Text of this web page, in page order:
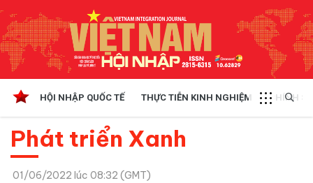
HỘI NHẬP QUỐC TẾ THỰC TIỄN KINH NGHIỆM CHÍNH
Phát triển Xanh
01/06/2022 lúc 08:32 (GMT)